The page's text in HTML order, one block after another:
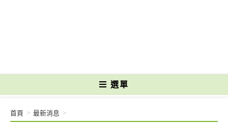
選單
首頁 > 最新消息 >